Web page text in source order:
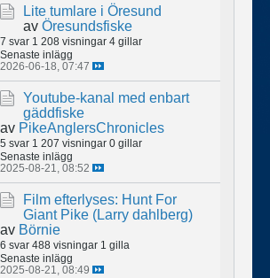
Lite tumlare i Öresund
av Öresundsfiske
7 svar 1 208 visningar 4 gillar
Senaste inlägg
2026-06-18, 07:47
Youtube-kanal med enbart
gäddfiske
av PikeAnglersChronicles
5 svar 1 207 visningar 0 gillar
Senaste inlägg
2025-08-21, 08:52
Film efterlyses: Hunt For
Giant Pike (Larry dahlberg)
av Börnie
6 svar 488 visningar 1 gilla
Senaste inlägg
2025-08-21, 08:49